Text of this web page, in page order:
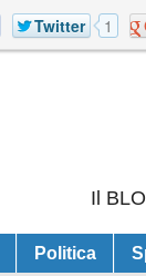
Twitter 1
Il
Politica